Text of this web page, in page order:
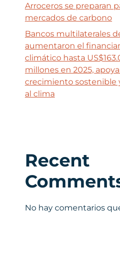
Arroceros se preparan
mercados de carbono
Bancos multilaterales
aumentaron el
climático hasta
millones en 2025,
crecimiento sostenible
al clima
Recent
No hay comentarios